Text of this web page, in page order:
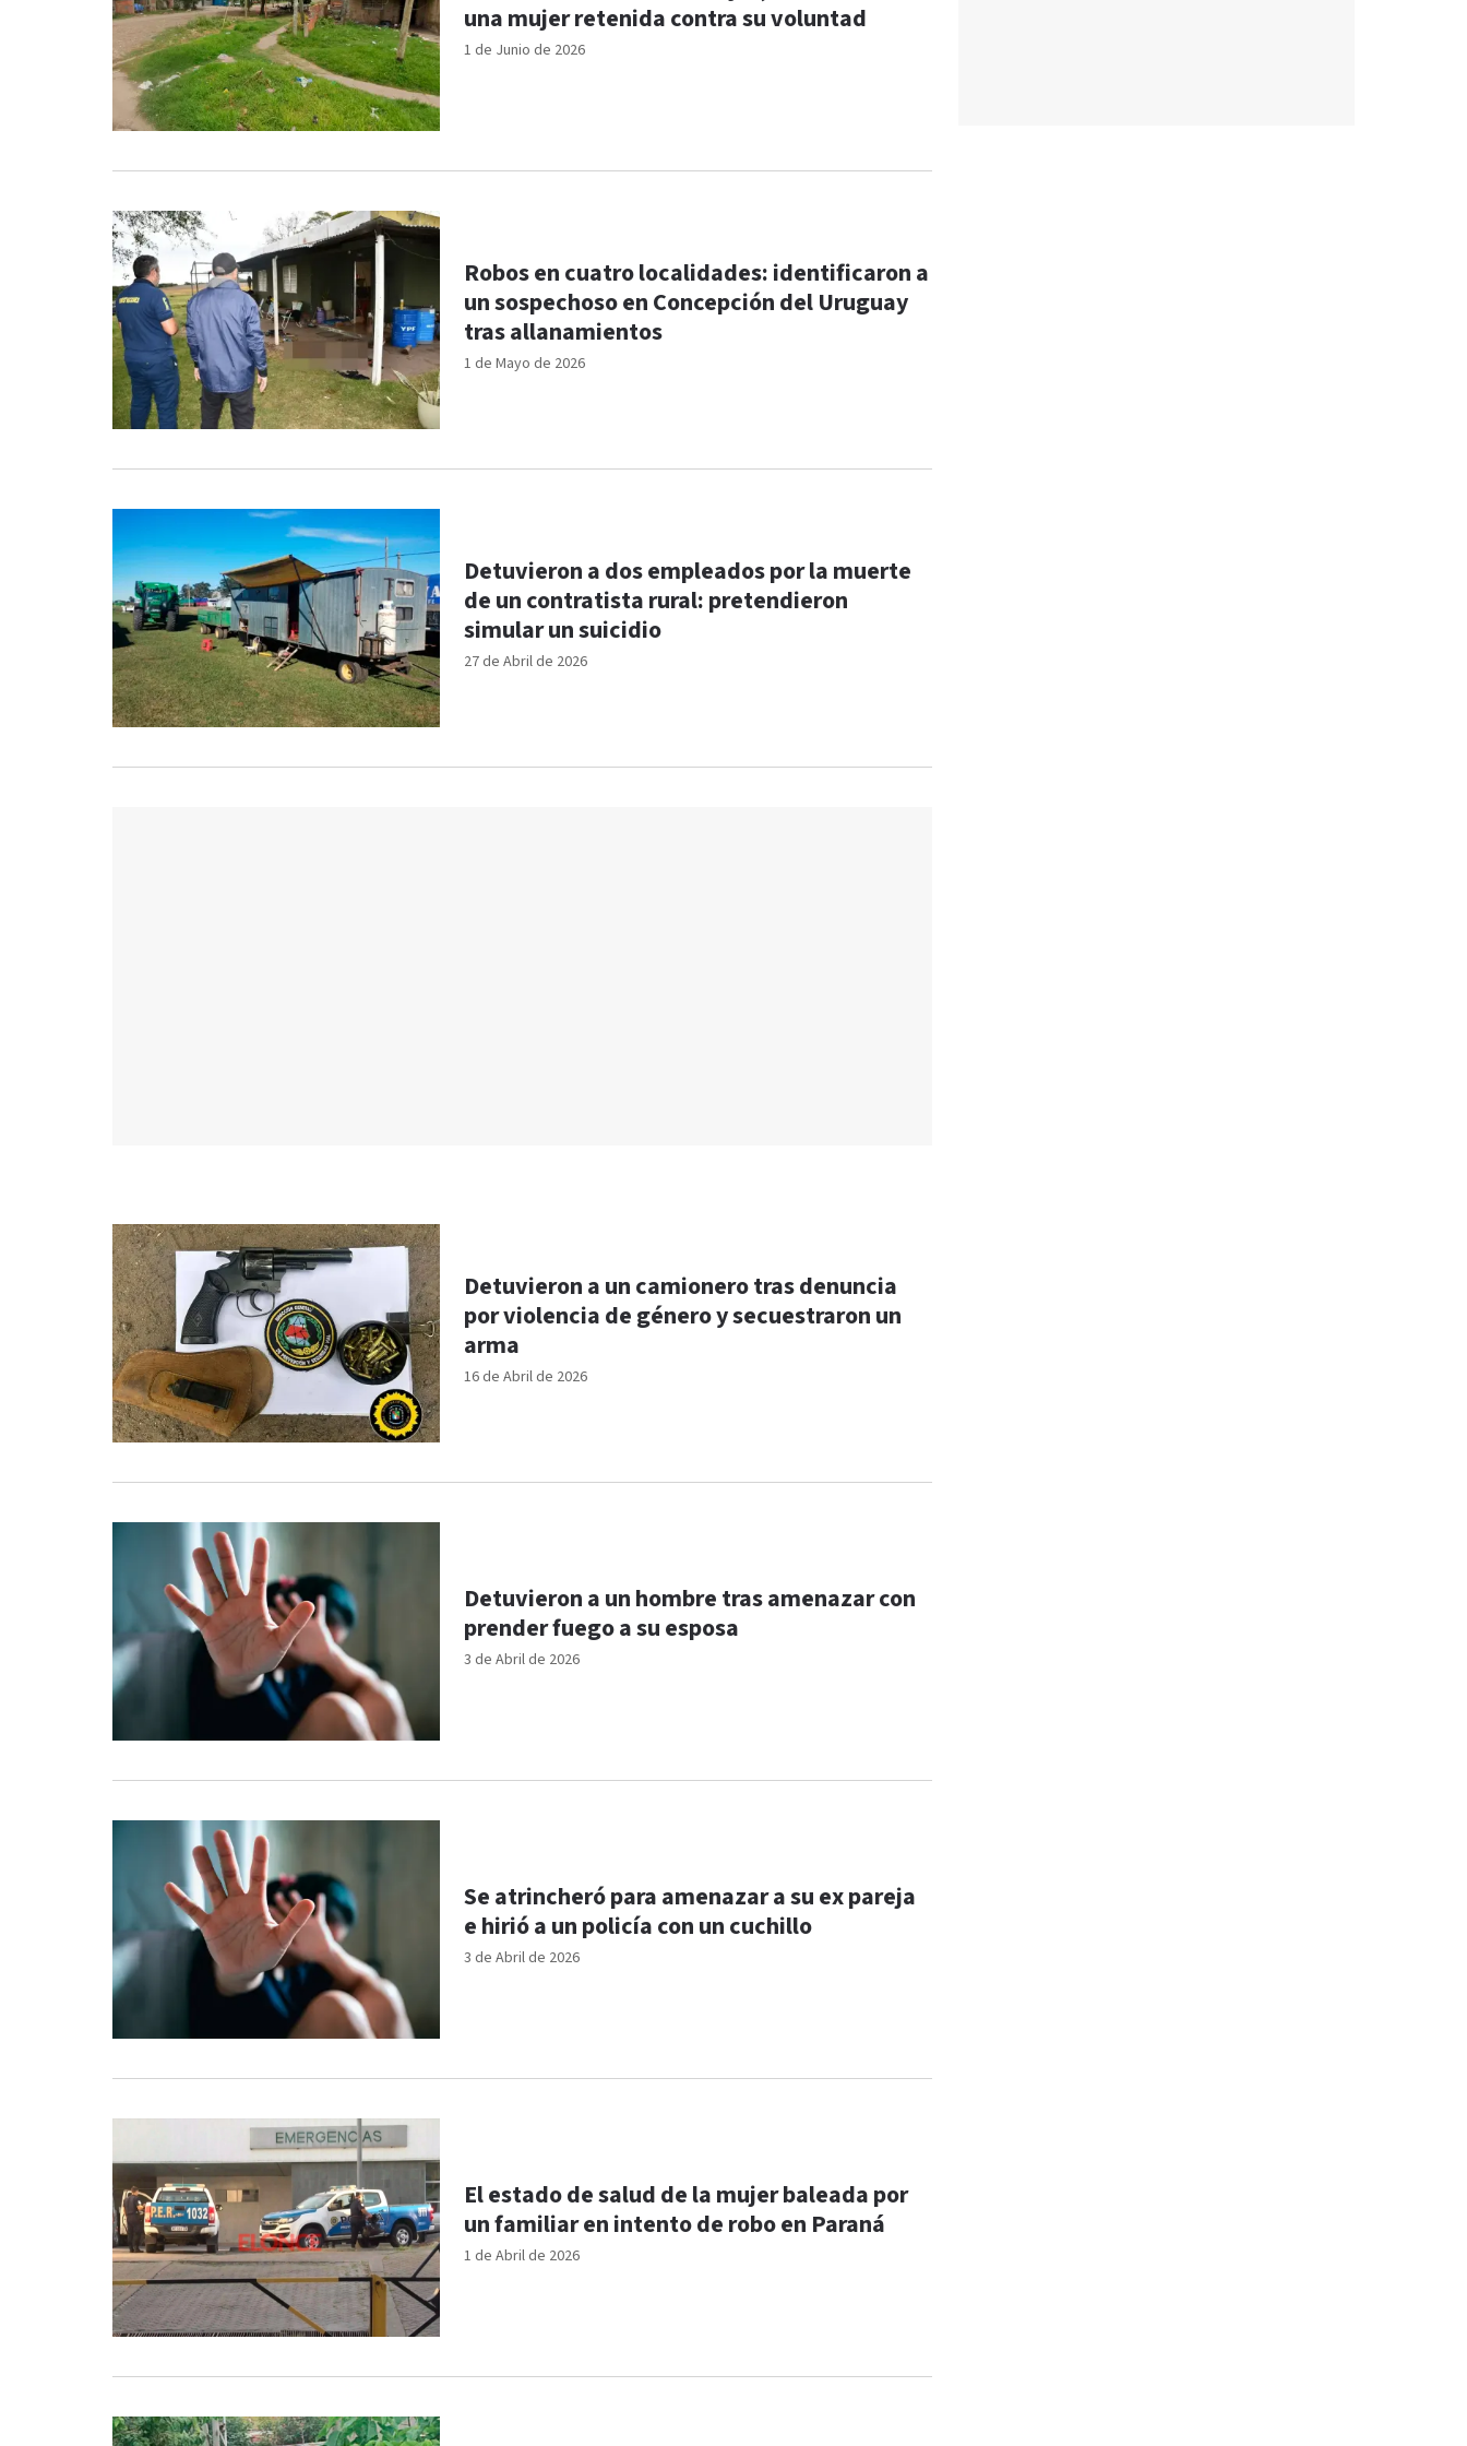
1 de Junio de 2026
una mujer retenida contra su voluntad
1 de Mayo de 2026
Robos en cuatro localidades: identificaron a
un sospechoso en Concepción del Uruguay
tras allanamientos
27 de Abril de 2026
Detuvieron a dos empleados por la muerte
de un contratista rural: pretendieron
simular un suicidio
16 de Abril de 2026
Detuvieron a un camionero tras denuncia
por violencia de género y secuestraron un
arma
3 de Abril de 2026
Detuvieron a un hombre tras amenazar con
prender fuego a su esposa
3 de Abril de 2026
Se atrincheró para amenazar a su ex pareja
e hirió a un policía con un cuchillo
1 de Abril de 2026
El estado de salud de la mujer baleada por
un familiar en intento de robo en Paraná